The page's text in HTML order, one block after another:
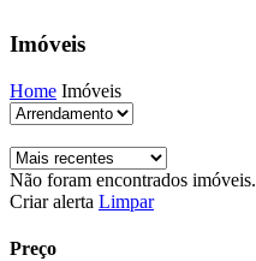
Imóveis
Home Imóveis
Não foram encontrados imóveis.
Criar alerta Limpar
Preço